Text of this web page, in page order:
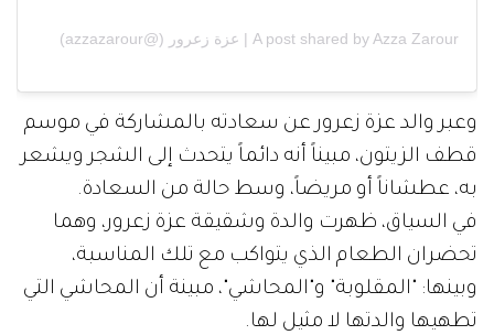
A post shared by Azza Zarour | عزة زعرور (@azzazarour)
وعبر والد عزة زعرور عن سعادته بالمشاركة في موسم
قطف الزيتون، مبيناً أنه دائماً يتحدث إلى الشجر ويشعر
به، عطشاناً أو مريضاً، وسط حالة من السعادة.
في السياق، ظهرت والدة وشقيقة عزة زعرور، وهما
تحضران الطعام الذي يتواكب مع تلك المناسبة،
وبينها: "المقلوبة" و"المحاشي"، مبينة أن المحاشي التي
تطهيها والدتها لا مثيل لها.